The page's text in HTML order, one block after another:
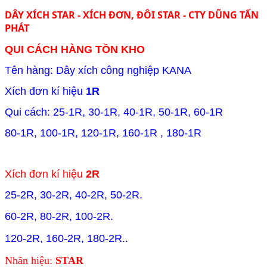
DÂY XÍCH STAR - XÍCH ĐƠN, ĐÔI STAR - CTY DŨNG TẤN
PHÁT
QUI CÁCH HÀNG TỒN KHO
Tên hàng: Dây xích công nghiệp KANA
Xích đơn kí hiệu 1R
Qui cách: 25-1R, 30-1R, 40-1R, 50-1R, 60-1R
80-1R, 100-1R, 120-1R, 160-1R , 180-1R
Xích đơn kí hiệu 2R
25-2R, 30-2R, 40-2R, 50-2R.
60-2R, 80-2R, 100-2R.
120-2R, 160-2R, 180-2R..
Nhãn hiệu: STAR